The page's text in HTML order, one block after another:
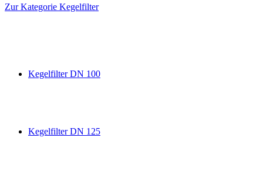
Zur Kategorie Kegelfilter
Kegelfilter DN 100
Kegelfilter DN 125